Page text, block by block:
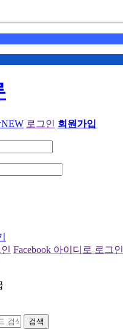
NEW 로그인 회원가입
Facebook 아이디로 로그인
검색